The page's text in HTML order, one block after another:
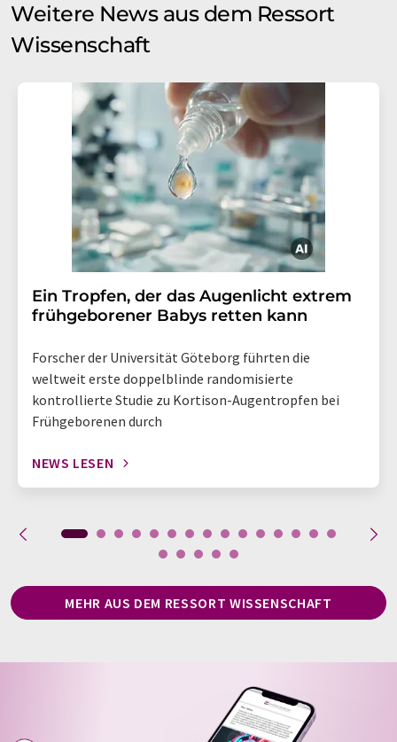
Weitere News aus dem Ressort
Wissenschaft
Ein Tropfen, der das Augenlicht extrem
frühgeborener Babys retten kann
Forscher der Universität Göteborg führten die
weltweit erste doppelblinde randomisierte
kontrollierte Studie zu Kortison-Augentropfen bei
Frühgeborenen durch
NEWS LESEN
MEHR AUS DEM RESSORT WISSENSCHAFT